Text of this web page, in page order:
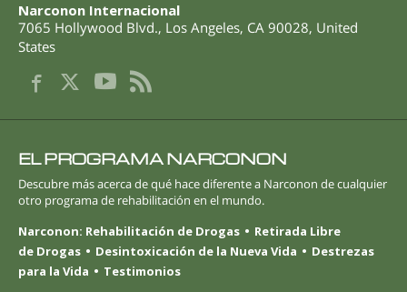
Narconon Internacional
7065 Hollywood Blvd., Los Angeles, CA 90028, United
States
EL PROGRAMA NARCONON
Descubre más acerca de qué hace diferente a Narconon de cualquier
otro programa de rehabilitación en el mundo.
Narconon: Rehabilitación de Drogas
Retirada Libre
de Drogas
Desintoxicación de la Nueva Vida
Destrezas
para la Vida
Testimonios